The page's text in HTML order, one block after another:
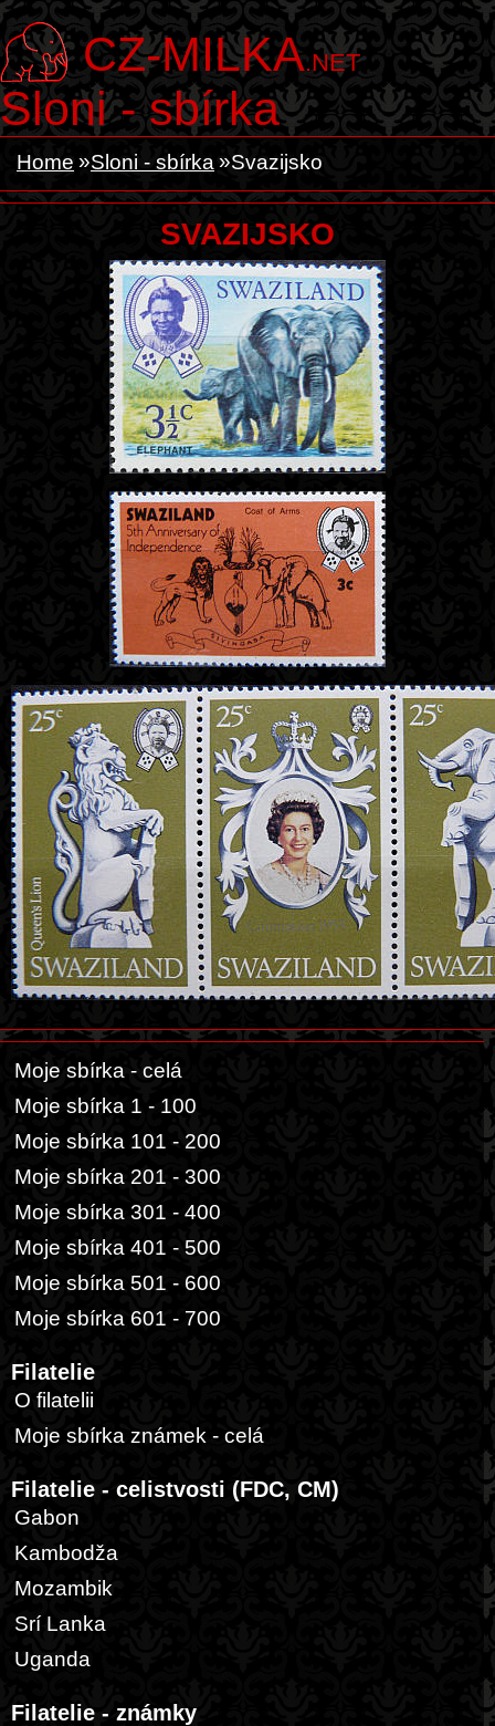
CZ-MILKA.NET
Sloni - sbírka
Home Sloni - sbírka Svazijsko
SVAZIJSKO
Moje sbírka - celá
Moje sbírka 1 - 100
Moje sbírka 101 - 200
Moje sbírka 201 - 300
Moje sbírka 301 - 400
Moje sbírka 401 - 500
Moje sbírka 501 - 600
Moje sbírka 601 - 700
Filatelie
O filatelii
Moje sbírka známek - celá
Filatelie - celistvosti (FDC, CM)
Gabon
Kambodža
Mozambik
Srí Lanka
Uganda
Filatelie - známky